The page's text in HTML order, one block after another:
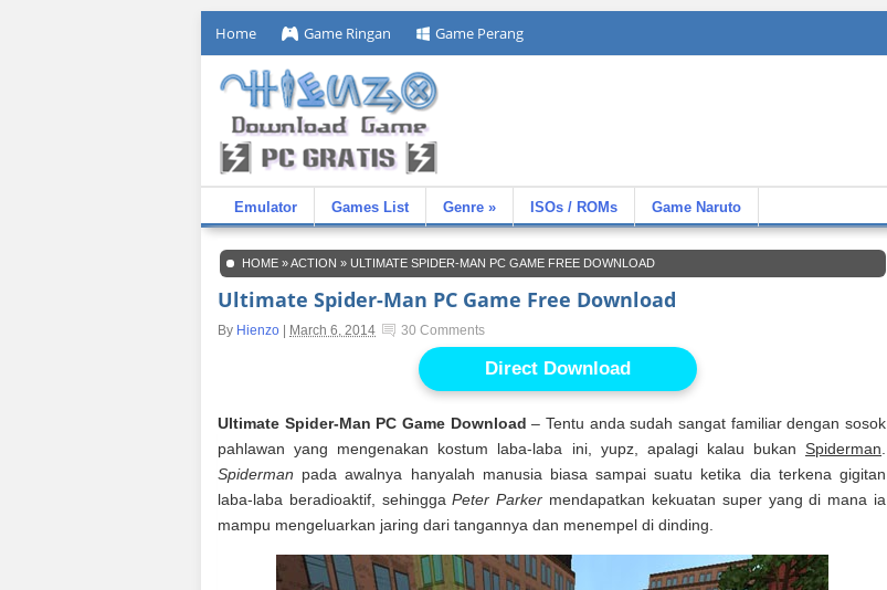
Home Game Ringan Game Perang
Emulator Games List Genre » ISOs / ROMs Game Naruto
HOME »ACTION » ULTIMATE SPIDER-MAN PC GAME FREE DOWNLOAD
Ultimate Spider-Man PC Game Free Download
By Hienzo March 6, 2014 30 Comments
Direct Download
Ultimate Spider-Man PC Game Download – Tentu anda sudah sangat familiar dengan sosok
pahlawan yang mengenakan kostum laba-laba ini, yupz, apalagi kalau bukan Spiderman
Spiderman pada awalnya hanyalah manusia biasa sampai suatu ketika dia terkena gigitan
laba-laba beradioaktif, sehinggaPeter Parker mendapatkan kekuatan super yang di mana ia
mampu mengeluarkan jaring dari tangannya dan menempel di dinding.